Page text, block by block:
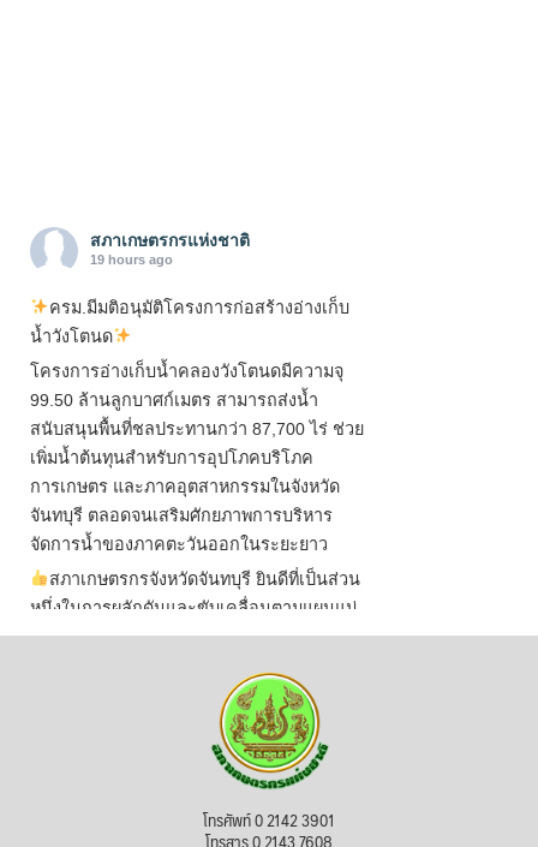
สภาเกษตรกรแห่งชาติ
19 hours ago
ครม.มีมติอนุมัติโครงการก่อสร้างอ่างเก็บ
น้ำวังโตนด
โครงการอ่างเก็บน้ำคลองวังโตนดมีความจุ
99.50 ล้านลูกบาศก์เมตร สามารถส่งน้ำ
สนับสนุนพื้นที่ชลประทานกว่า 87,700 ไร่ ช่วย
เพิ่มน้ำต้นทุนสำหรับการอุปโภคบริโภค
การเกษตร และภาคอุตสาหกรรมในจังหวัด
จันทบุรี ตลอดจนเสริมศักยภาพการบริหาร
จัดการน้ำของภาคตะวันออกในระยะยาว
สภาเกษตรกรจังหวัดจันทบุรี ยินดีที่เป็นส่วน
หนึ่งในการผลักดันและขับเคลื่อนตามแผนแม่
บทเพื่อพั ...See More
ไม่สามารถดูเนื้อหานี้ได้ในขณะนี้
สภาเกษตรกรแห่งชาติโทรศัพท์ 0 2142 3901
โทรสาร 0 2143 7608